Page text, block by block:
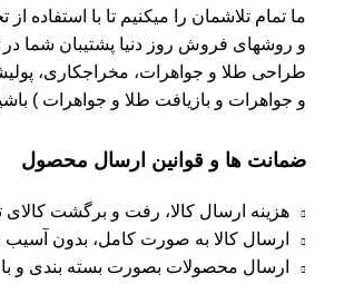
ما تمام تلاشمان را میکنیم تا با استفاده
و روشهای فروش روز دنیا پشتیبان شما در
طراحی طلا و جواهرات، مخراجکاری،
و جواهرات و بازیافت طلا و جواهرات )
ضمانت ها و قوانین ارسال محصول
هزینه ارسال کالا، رفت و برگشت
ارسال کالا به صورت کامل، بدون
ارسال محصولات بصورت بسته بندی و با